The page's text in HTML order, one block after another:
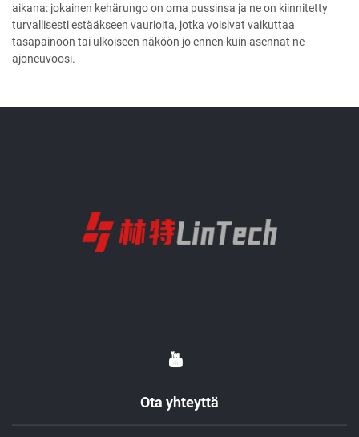
aikana: jokainen kehärungo on oma pussinsa ja ne on kiinnitetty
turvallisesti estääkseen vaurioita, jotka voisivat vaikuttaa
tasapainoon tai ulkoiseen näköön jo ennen kuin asennat ne
ajoneuvoosi.
Ota yhteyttä